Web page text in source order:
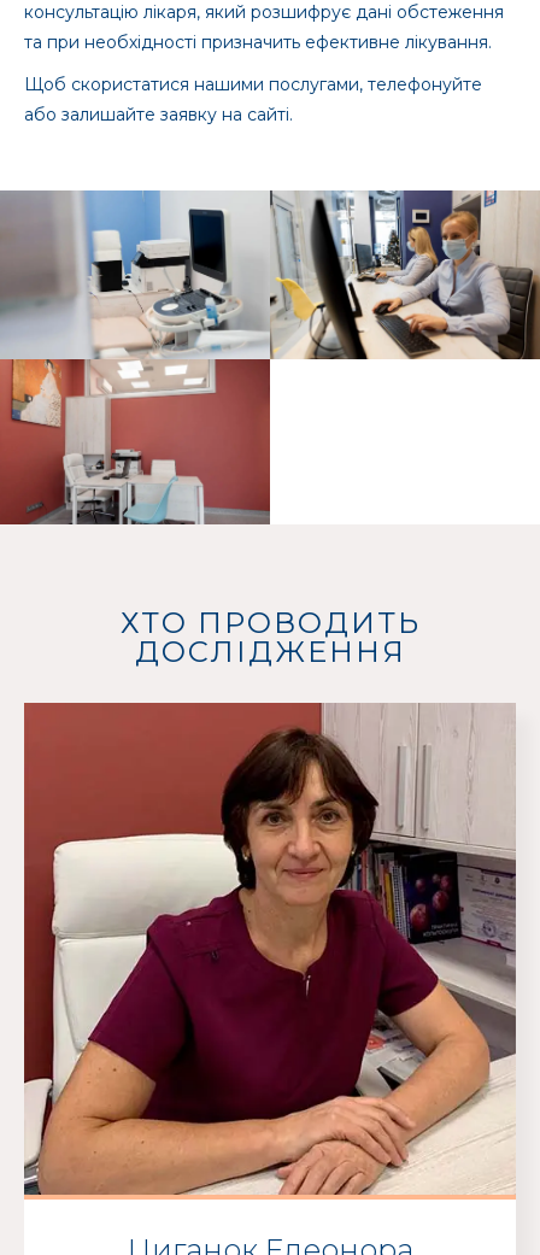
консультацію лікаря, який розшифрує дані обстеження
та при необхідності призначить ефективне лікування.
Щоб скористатися нашими послугами, телефонуйте
або залишайте заявку на сайті.
ХТО ПРОВОДИТЬ
ДОСЛІДЖЕННЯ